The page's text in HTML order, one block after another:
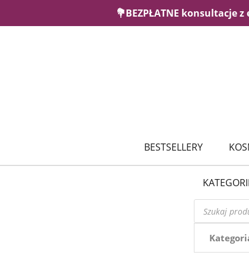
💐BEZPŁATNE konsultacje
BESTSELLERY
Wyszukiwarka
produktów